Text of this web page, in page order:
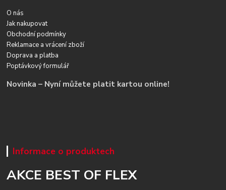
O nás
Jak nakupovat
Obchodní podmínky
Reklamace a vrácení zboží
Doprava a platba
Poptávkový formulář
Novinka – Nyní můžete platit kartou online!
Informace o produktech
AKCE BEST OF FLEX